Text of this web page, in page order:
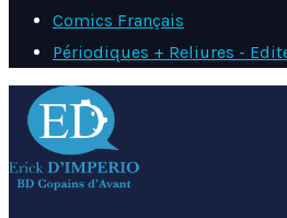
Comics Français
Périodiques + Reliures -